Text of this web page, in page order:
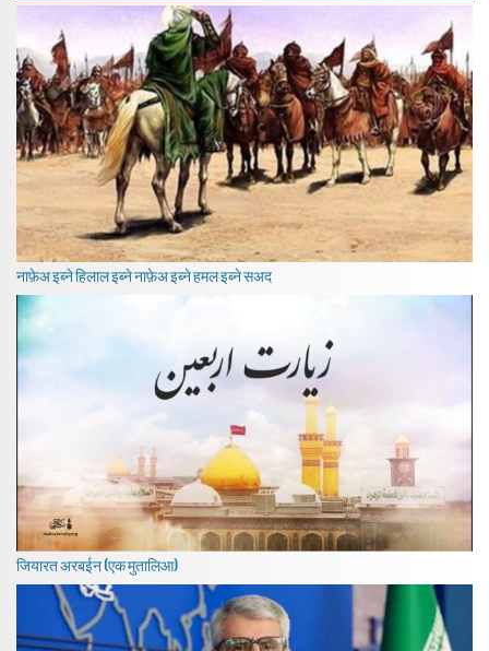
नाफ़ेअ इब्ने हिलाल इब्ने नाफ़ेअ इब्ने हमल इब्ने सअद
जियारत अरबईन (एक मुतालिआ)